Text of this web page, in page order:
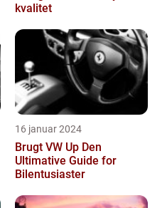
kvalitet
16 januar 2024
Brugt VW Up Den
Ultimative Guide for
Bilentusiaster